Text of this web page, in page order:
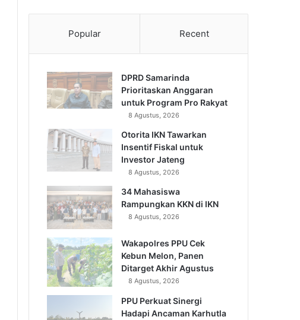
Popular Recent
DPRD Samarinda
Prioritaskan Anggaran
untuk Program Pro Rakyat
8 Agustus, 2026
Otorita IKN Tawarkan
Insentif Fiskal untuk
Investor Jateng
8 Agustus, 2026
34 Mahasiswa
Rampungkan KKN di IKN
8 Agustus, 2026
Wakapolres PPU Cek
Kebun Melon, Panen
Ditarget Akhir Agustus
8 Agustus, 2026
PPU Perkuat Sinergi
Hadapi Ancaman Karhutla